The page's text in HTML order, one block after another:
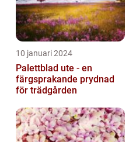
10 januari 2024
Palettblad ute - en
färgsprakande prydnad
för trädgården